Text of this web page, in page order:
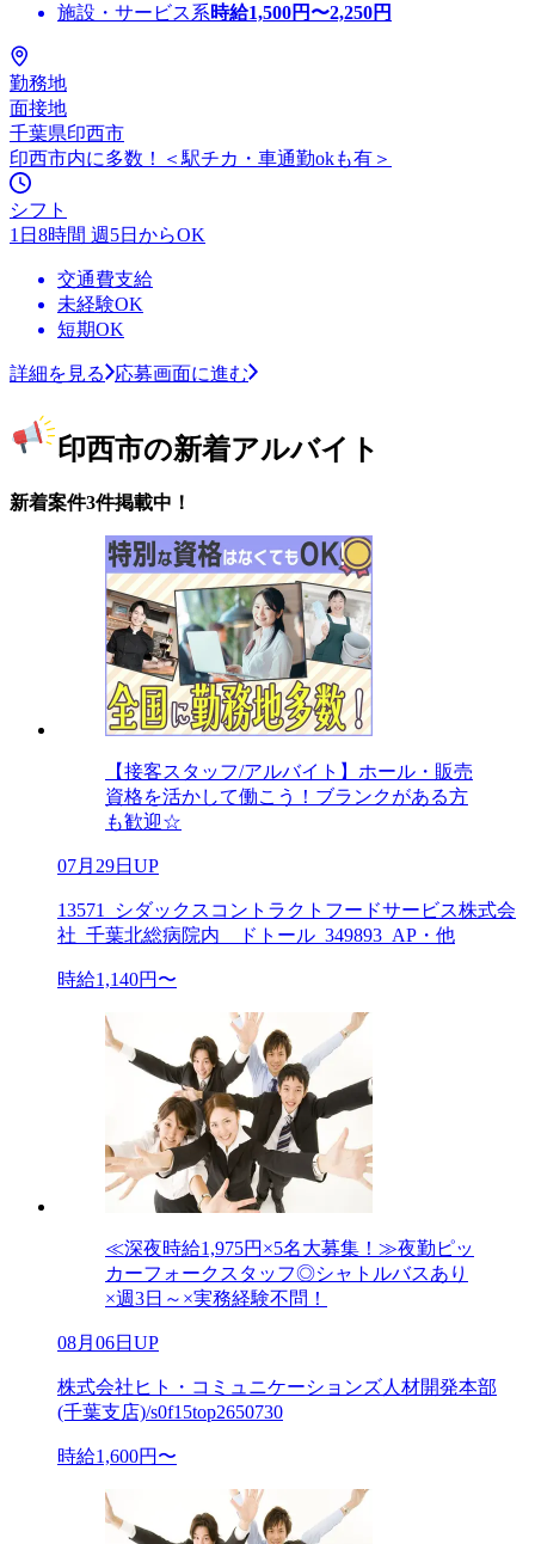
施設・サービス系時給1,500円〜2,250円
勤務地
面接地
千葉県印西市
印西市内に多数！＜駅チカ・車通勤okも有＞
シフト
1日8時間 週5日からOK
交通費支給
未経験OK
短期OK
詳細を見る 応募画面に進む
印西市の新着アルバイト
新着案件3件掲載中！
【接客スタッフ/アルバイト】ホール・販売
資格を活かして働こう！ブランクがある方
も歓迎☆
07月29日UP
13571_シダックスコントラクトフードサービス株式会
社_千葉北総病院内 ドトール_349893_AP・他
時給1,140円〜
≪深夜時給1,975円×5名大募集！≫夜勤ピッ
カーフォークスタッフ◎シャトルバスあり
×週3日～×実務経験不問！
08月06日UP
株式会社ヒト・コミュニケーションズ人材開発本部
(千葉支店)/s0f15top2650730
時給1,600円〜